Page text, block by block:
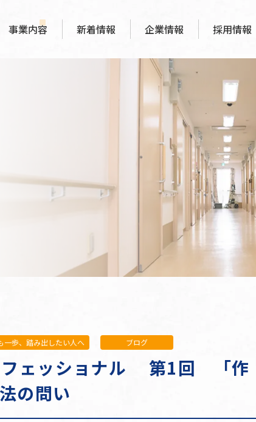
事業内容
障がい・福
新着情報 企業情報 採用情報
一歩、踏み出したい人へ ブログ
フェッショナル 第1回 「作
の問い